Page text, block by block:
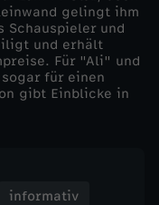
gelingt ihm
Schauspieler und
und erhält
Für "Ali" und
für einen
gibt Einblicke in
informativ